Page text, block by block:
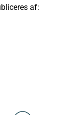
af: